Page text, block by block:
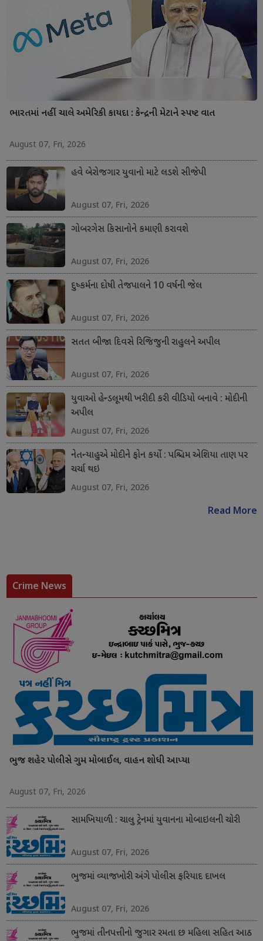
ભારતમાં નહીં ચાલે અમેરિકી કાયદા : કેન્દ્રની મેટાને સ્પષ્ટ વાત
August 07, Fri, 2026
હવે બેરોજગાર યુવાનો માટે લડશે સીજેપી
August 07, Fri, 2026
ગોબરગેસ કિસાનોને કમાણી કરાવશે
August 07, Fri, 2026
દુષ્કર્મના દોષી તેજપાલને 10 વર્ષની જેલ
August 07, Fri, 2026
સતત બીજા દિવસે રિજિજુની રાહુલને અપીલ
August 07, Fri, 2026
યુવાઓ હેન્ડલૂમથી ખરીદી કરી વીડિયો બનાવે : મોદીની
અપીલ
August 07, Fri, 2026
નેતન્યાહુએ મોદીને ફોન કર્યો : પશ્ચિમ એશિયા તાણ પર
ચર્ચા થઇ
August 07, Fri, 2026
Read More
Crime News
ભુજ શહેર પોલીસે ગુમ મોબાઈલ, વાહન શોધી આપ્યા
August 07, Fri, 2026
સામખિયાળી : ચાલુ ટ્રેનમાં યુવાનના મોબાઇલની ચોરી
August 07, Fri, 2026
ભુજમાં વ્યાજખોરી અંગે પોલીસ ફરિયાદ દાખલ
August 07, Fri, 2026
ભુજમાં તીનપત્તીનો જુગાર રમતા છ મહિલા સહિત આઠ